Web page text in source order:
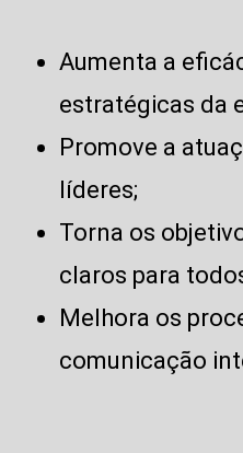
Aumenta a
estratégicas da
Promove a
líderes;
Torna os
claros para
Melhora os
comunicação